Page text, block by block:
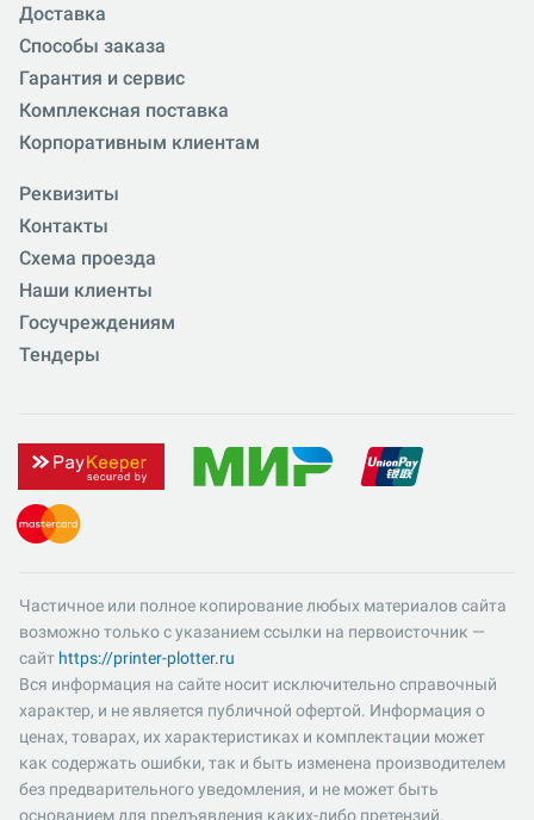
Доставка
Способы заказа
Гарантия и сервис
Комплексная поставка
Корпоративным клиентам
Реквизиты
Контакты
Схема проезда
Наши клиенты
Госучреждениям
Тендеры
Частичное или полное копирование любых материалов сайта
возможно только с указанием ссылки на первоисточник —
сайт https://printer-plotter.ru
Вся информация на сайте носит исключительно справочный
характер, и не является публичной офертой. Информация о
ценах, товарах, их характеристиках и комплектации может
как содержать ошибки, так и быть изменена производителем
без предварительного уведомления, и не может быть
основанием для предъявления каких-либо претензий.